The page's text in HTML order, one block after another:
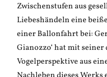
Zwischenstufen aus
Liebeshändeln eine
einer Ballonfahrt bei:
Gianozzo‘ hat mit
Vogelperspektive aus